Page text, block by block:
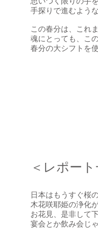
手探りで進むよう
この春分は、これ
魂にとっても、こ
春分の大シフトを
＜レポー
日本はもうすぐ桜
木花咲耶姫の浄化
お花見、是非して
宴会とか飲み会じ